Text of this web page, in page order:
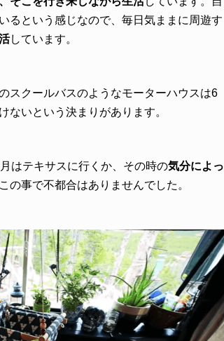
るという感じなので、毎日気ままに周遊す
しています。
スクールバスのようなモーターハウスは6
ないという決まりがあります。
はテキサスに行くか、その時の気分によっ
の事で不都合はありませんでした。